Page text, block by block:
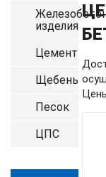
изделия
Цемент
Щебень
Песок
ЦПС